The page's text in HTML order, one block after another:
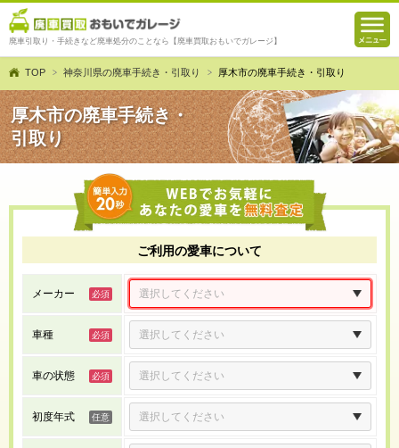
廃車引取り・手続きなど廃車処分のことなら【廃車買取おもいでガレージ】
TOP 神奈川県の廃車手続き・引取り 厚木市の廃車手続き・引取り
厚木市の廃車手続き・
引取り
ご利用の愛車について
メーカー
車種
車の状態
初度年式